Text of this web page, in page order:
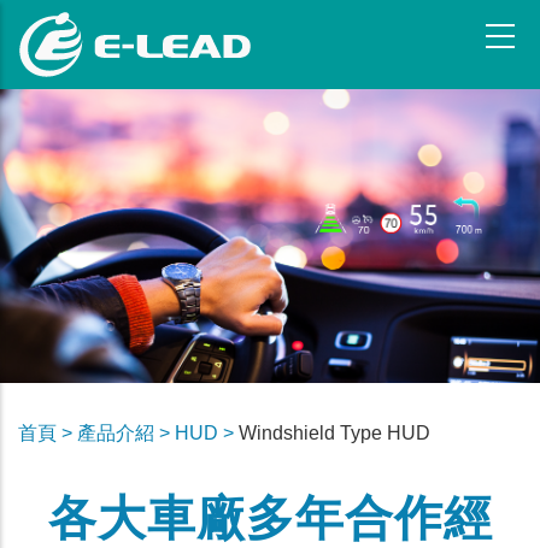
主
内
容
首頁 > 產品介紹 > HUD > Windshield Type HUD
各大車廠多年合作經